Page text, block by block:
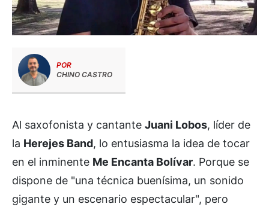
POR
CHINO CASTRO
Al saxofonista y cantante Juani Lobos, líder de
la Herejes Band, lo entusiasma la idea de tocar
en el inminente Me Encanta Bolívar. Porque se
dispone de "una técnica buenísima, un sonido
gigante y un escenario espectacular", pero